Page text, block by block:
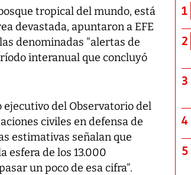
tropical del mundo, está
devastada, apuntaron a EFE
denominadas "alertas de
interanual que concluyó
ejecutivo del Observatorio del
civiles en defensa de
estimativas señalan que
esfera de los 13.000
un poco de esa cifra".
1
2
3
4
5